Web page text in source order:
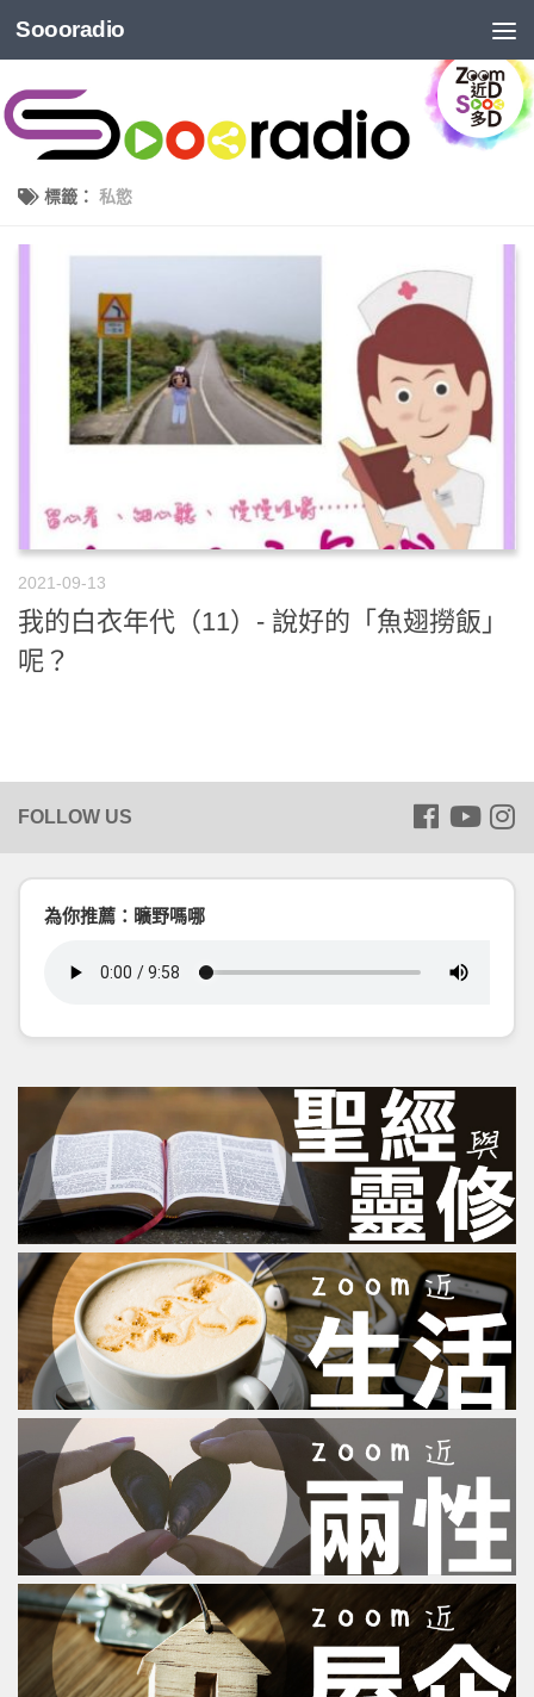
Soooradio
標籤： 私慾
2021-09-13
我的白衣年代（11）- 說好的「魚翅撈飯」
呢？
為你推薦：曠野嗎哪